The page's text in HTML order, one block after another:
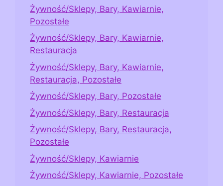
Żywność/Sklepy, Bary, Kawiarnie,
Pozostałe
Żywność/Sklepy, Bary, Kawiarnie,
Restauracja
Żywność/Sklepy, Bary, Kawiarnie,
Restauracja, Pozostałe
Żywność/Sklepy, Bary, Pozostałe
Żywność/Sklepy, Bary, Restauracja
Żywność/Sklepy, Bary, Restauracja,
Pozostałe
Żywność/Sklepy, Kawiarnie
Żywność/Sklepy, Kawiarnie, Pozostałe